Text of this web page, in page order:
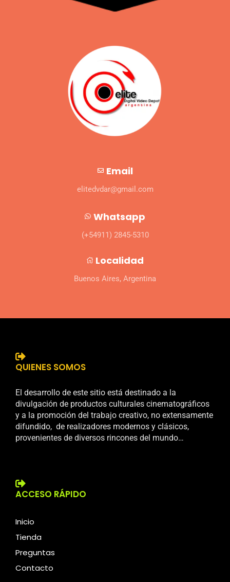
Email
elitedvdar@gmail.com
Whatsapp
(+54911) 2845-5310
Localidad
Buenos Aires, Argentina
QUIENES SOMOS
El desarrollo de este sitio está destinado a la
divulgación de productos culturales cinematográficos
y a la promoción del trabajo creativo, no extensamente
difundido, de realizadores modernos y clásicos,
provenientes de diversos rincones del mundo…
ACCESO RÁPIDO
Inicio
Tienda
Preguntas
Contacto